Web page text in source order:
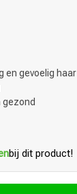
en gevoelig haar
gezond
bij dit product!